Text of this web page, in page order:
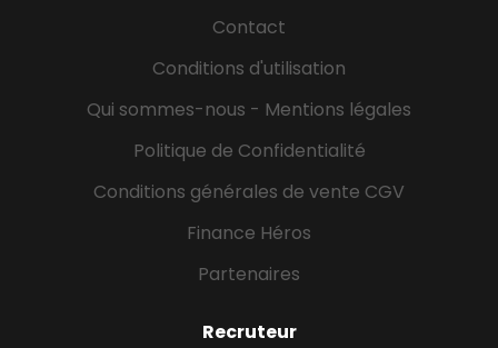
Contact
Conditions d'utilisation
Qui sommes-nous - Mentions légales
Politique de Confidentialité
Conditions générales de vente CGV
Finance Héros
Partenaires
Recruteur